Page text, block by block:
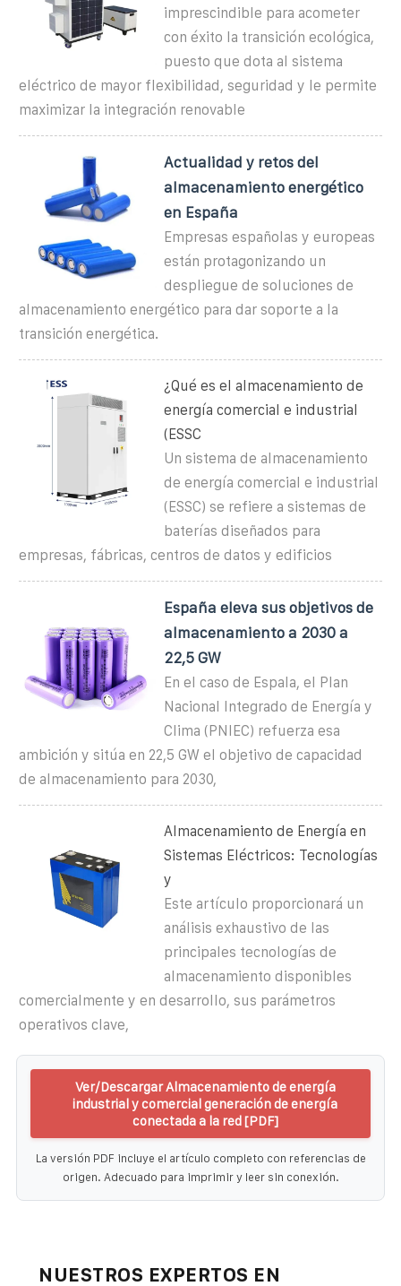
imprescindible para acometer
con éxito la transición ecológica,
puesto que dota al sistema
eléctrico de mayor flexibilidad, seguridad y le permite
maximizar la integración renovable
Actualidad y retos del
almacenamiento energético
en España
Empresas españolas y europeas
están protagonizando un
despliegue de soluciones de
almacenamiento energético para dar soporte a la
transición energética.
¿Qué es el almacenamiento de
energía comercial e industrial
(ESSC
Un sistema de almacenamiento
de energía comercial e industrial
(ESSC) se refiere a sistemas de
baterías diseñados para
empresas, fábricas, centros de datos y edificios
España eleva sus objetivos de
almacenamiento a 2030 a
22,5 GW
En el caso de Espala, el Plan
Nacional Integrado de Energía y
Clima (PNIEC) refuerza esa
ambición y sitúa en 22,5 GW el objetivo de capacidad
de almacenamiento para 2030,
Almacenamiento de Energía en
Sistemas Eléctricos: Tecnologías
y
Este artículo proporcionará un
análisis exhaustivo de las
principales tecnologías de
almacenamiento disponibles
comercialmente y en desarrollo, sus parámetros
operativos clave,
Ver/Descargar Almacenamiento de energía
industrial y comercial generación de energía
conectada a la red [PDF]
La versión PDF incluye el artículo completo con referencias de
origen. Adecuado para imprimir y leer sin conexión.
NUESTROS EXPERTOS EN